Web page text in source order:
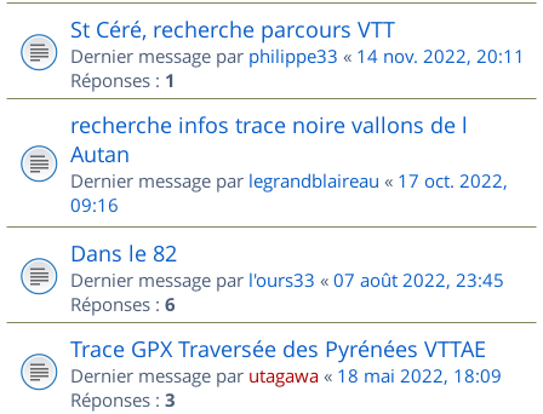
St Céré, recherche parcours VTT
Dernier message par philippe33 « 14 nov. 2022, 20:11
Réponses : 1
recherche infos trace noire vallons de l
Autan
Dernier message par legrandblaireau « 17 oct. 2022,
09:16
Dans le 82
Dernier message par l'ours33 « 07 août 2022, 23:45
Réponses : 6
Trace GPX Traversée des Pyrénées VTTAE
Dernier message par utagawa « 18 mai 2022, 18:09
Réponses : 3